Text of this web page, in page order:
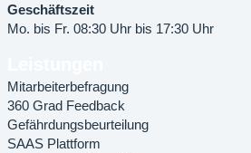
Geschäftszeit
Mo. bis Fr. 08:30 Uhr bis 17:30 Uhr
Mitarbeiterbefragung
360 Grad Feedback
Gefährdungsbeurteilung
SAAS Plattform